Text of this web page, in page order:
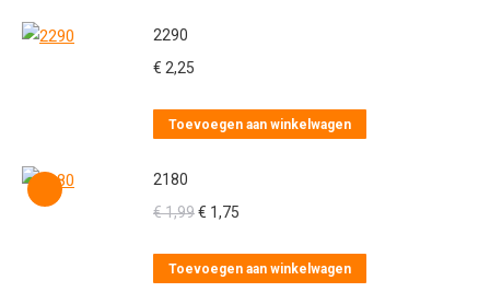
2290
€ 2,25
Toevoegen aan winkelwagen
2180
€1,99Oorspronkelijke
was:
€ 1,75
is:
Toevoegen aan winkelwagen